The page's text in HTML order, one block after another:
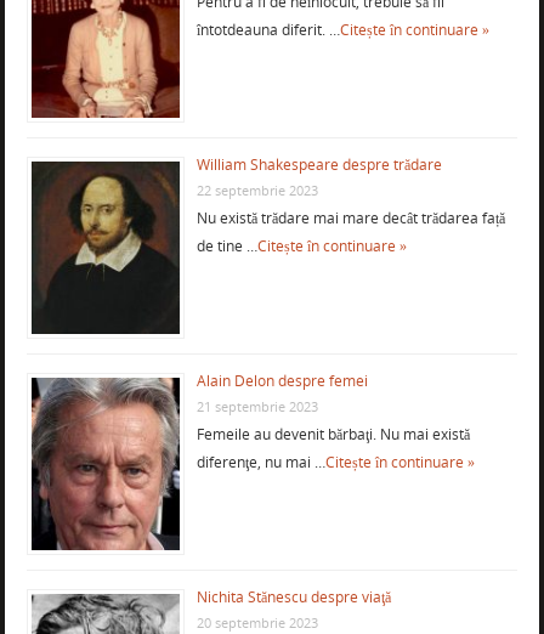
întotdeauna diferit. …Citește în continuare »
William Shakespeare despre trădare
22 septembrie 2023
Nu există trădare mai mare decât trădarea față
de tine …Citește în continuare »
Alain Delon despre femei
21 septembrie 2023
Femeile au devenit bărbaţi. Nu mai există
diferenţe, nu mai …Citește în continuare »
Nichita Stănescu despre viaţă
20 septembrie 2023